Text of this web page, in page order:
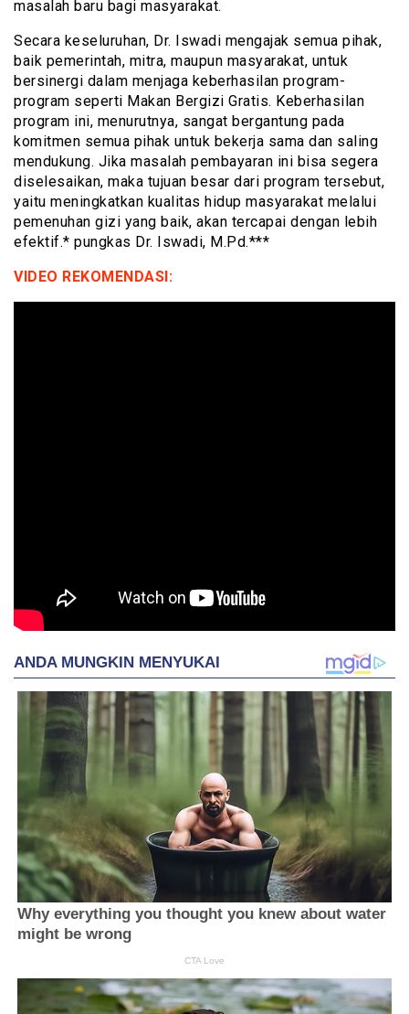
masalah baru bagi masyarakat.
Secara keseluruhan, Dr. Iswadi mengajak semua pihak,
baik pemerintah, mitra, maupun masyarakat, untuk
bersinergi dalam menjaga keberhasilan program-
program seperti Makan Bergizi Gratis. Keberhasilan
program ini, menurutnya, sangat bergantung pada
komitmen semua pihak untuk bekerja sama dan saling
mendukung. Jika masalah pembayaran ini bisa segera
diselesaikan, maka tujuan besar dari program tersebut,
yaitu meningkatkan kualitas hidup masyarakat melalui
pemenuhan gizi yang baik, akan tercapai dengan lebih
efektif.* pungkas Dr. Iswadi, M.Pd.***
VIDEO REKOMENDASI: